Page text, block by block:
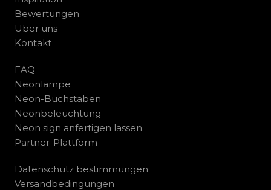
Bewertungen
Über uns
Kontakt
FAQ
Neonlampe
Neon-Buchstaben
Neonbeleuchtung
Neon sign anfertigen lassen
Partner-Plattform
Datenschutz bestimmungen
Versandbedingungen